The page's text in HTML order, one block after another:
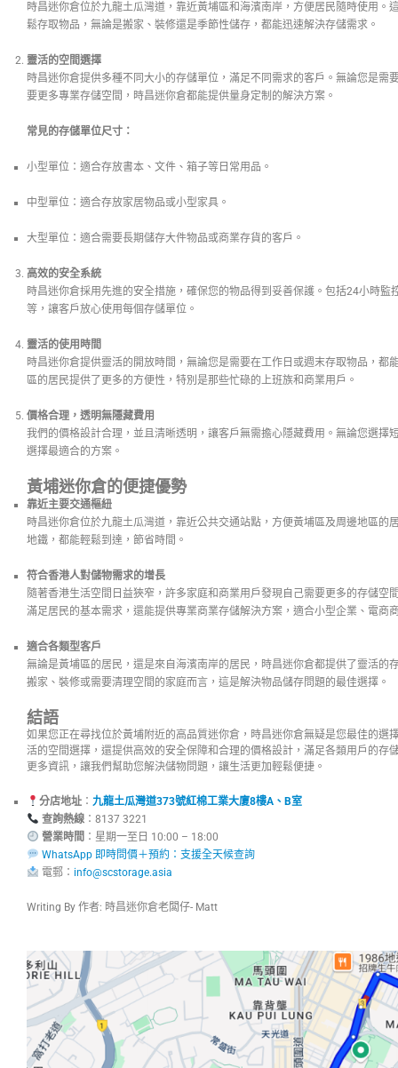
時昌迷你倉位於九龍土瓜灣道，靠近黃埔區和海濱南岸，方便居民隨時使用。
鬆存取物品，無論是搬家、裝修還是季節性儲存，都能迅速解決存儲需求。
靈活的空間選擇
時昌迷你倉提供多種不同大小的存儲單位，滿足不同需求的客戶。無論您是需
要更多專業存儲空間，時昌迷你倉都能提供量身定制的解決方案。
常見的存儲單位尺寸：
小型單位：適合存放書本、文件、箱子等日常用品。
中型單位：適合存放家居物品或小型家具。
大型單位：適合需要長期儲存大件物品或商業存貨的客戶。
高效的安全系統
時昌迷你倉採用先進的安全措施，確保您的物品得到妥善保護。包括24小時監
等，讓客戶放心使用每個存儲單位。
靈活的使用時間
時昌迷你倉提供靈活的開放時間，無論您是需要在工作日或週末存取物品，都
區的居民提供了更多的方便性，特別是那些忙碌的上班族和商業用戶。
價格合理，透明無隱藏費用
我們的價格設計合理，並且清晰透明，讓客戶無需擔心隱藏費用。無論您選擇
選擇最適合的方案。
黃埔迷你倉的便捷優勢
靠近主要交通樞紐
時昌迷你倉位於九龍土瓜灣道，靠近公共交通站點，方便黃埔區及周邊地區的
地鐵，都能輕鬆到達，節省時間。
符合香港人對儲物需求的增長
隨著香港生活空間日益狹窄，許多家庭和商業用戶發現自己需要更多的存儲空
滿足居民的基本需求，還能提供專業商業存儲解決方案，適合小型企業、電商
適合各類型客戶
無論是黃埔區的居民，還是來自海濱南岸的居民，時昌迷你倉都提供了靈活的
搬家、裝修或需要清理空間的家庭而言，這是解決物品儲存問題的最佳選擇。
結語
如果您正在尋找位於黃埔附近的高品質迷你倉，時昌迷你倉無疑是您最佳的選
活的空間選擇，還提供高效的安全保障和合理的價格設計，滿足各類用戶的存
更多資訊，讓我們幫助您解決儲物問題，讓生活更加輕鬆便捷。
分店地址： 九龍土瓜灣道373號紅棉工業大廈8樓A、B室
查詢熱線：8137 3221
營業時間 ：星期一至日 10:00
WhatsApp 即時問價＋預約：支援全天候查詢
電郵： info@scstorage.asia
Writing By 作者: 時昌迷你倉老闆仔- Matt